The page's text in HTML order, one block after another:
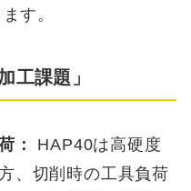
す。
工課題」
：
HAP40は高硬度
、切削時の工具負荷